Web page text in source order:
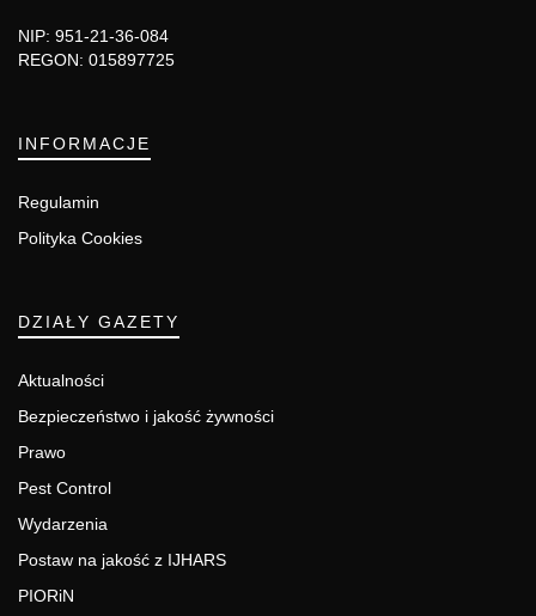
NIP: 951-21-36-084
REGON: 015897725
INFORMACJE
Regulamin
Polityka Cookies
DZIAŁY GAZETY
Aktualności
Bezpieczeństwo i jakość żywności
Prawo
Pest Control
Wydarzenia
Postaw na jakość z IJHARS
PIORiN